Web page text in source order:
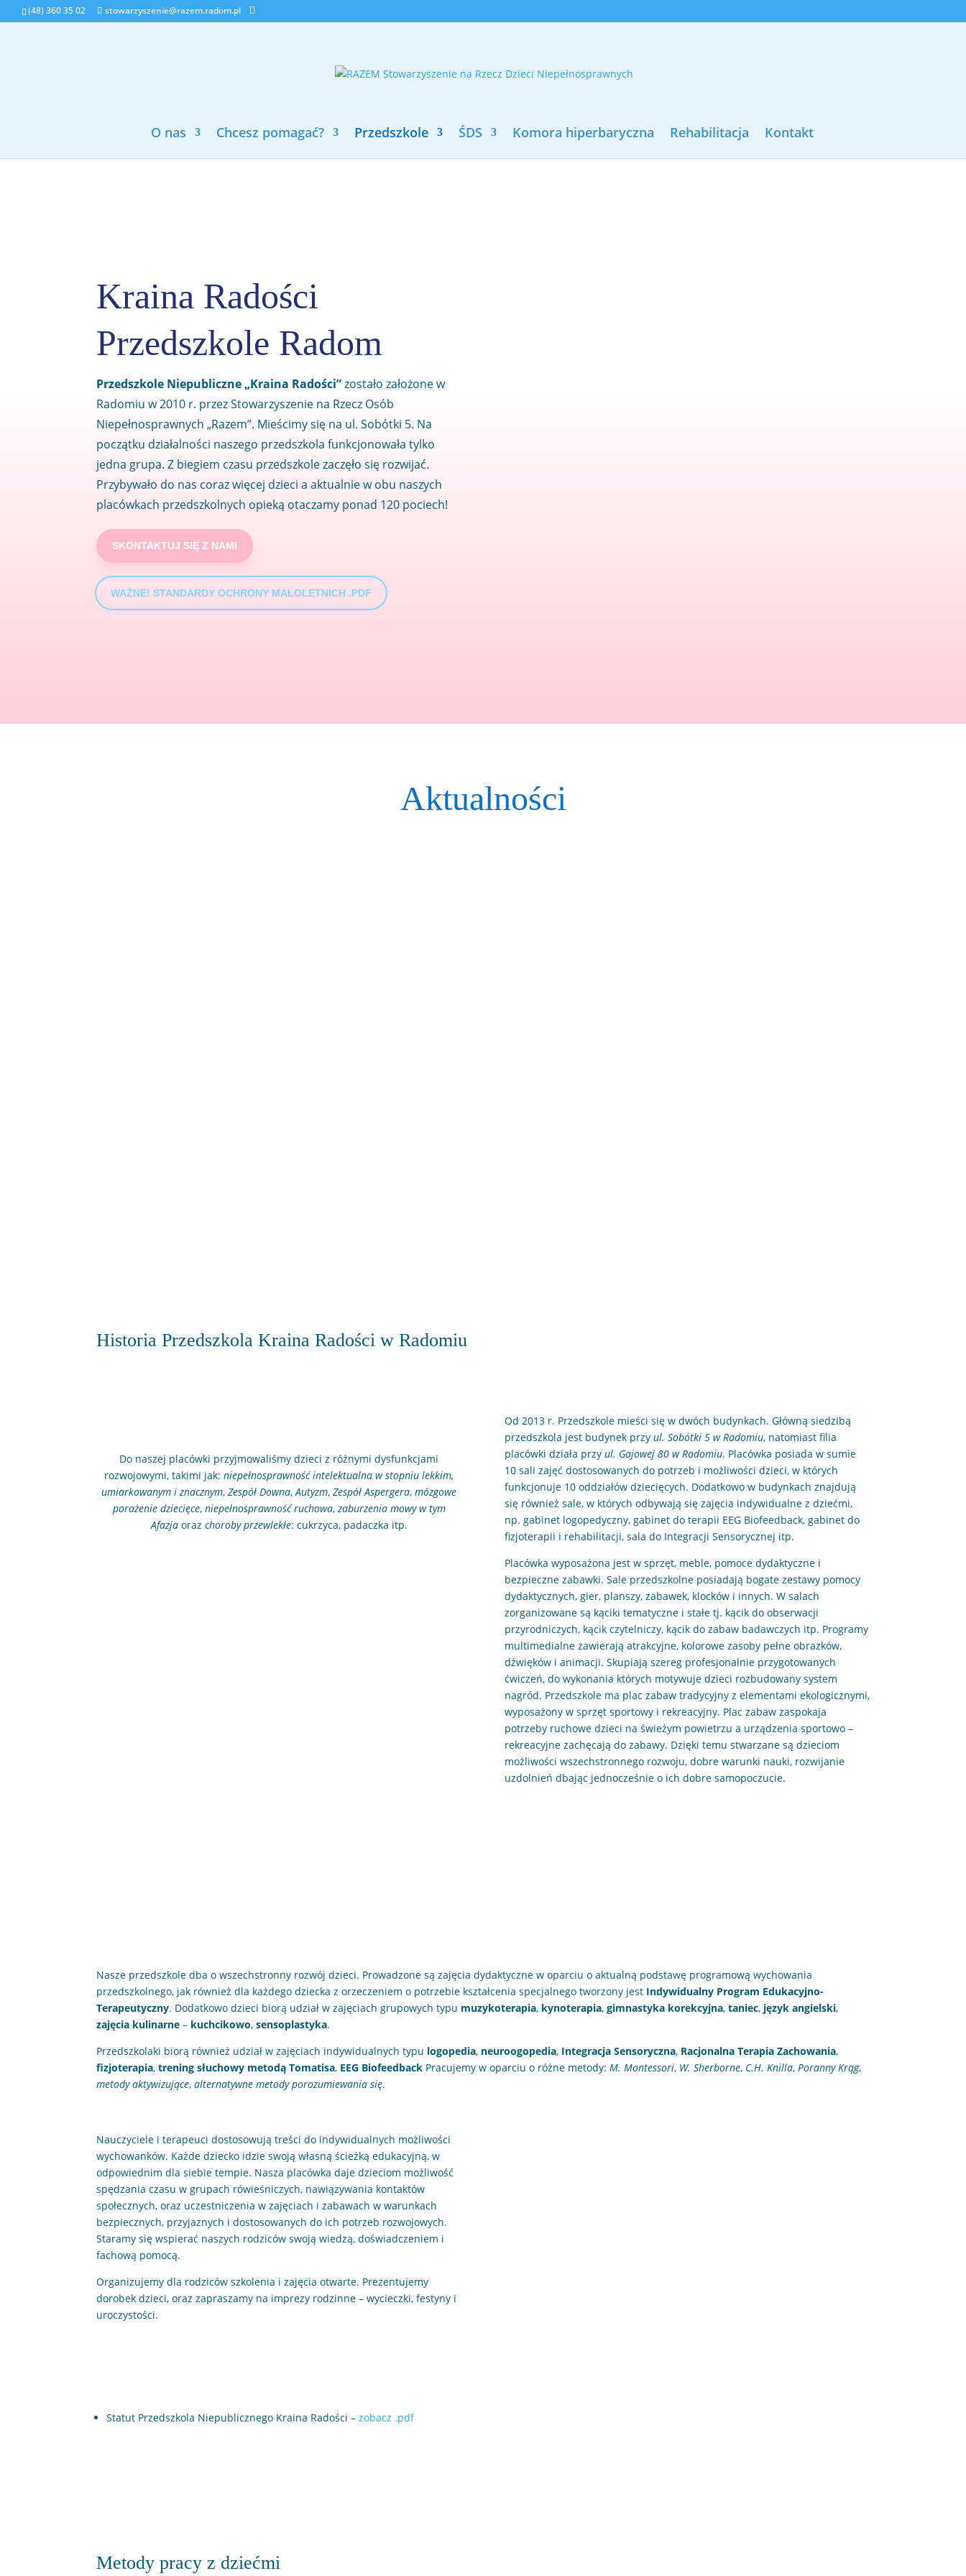
(48) 360 35 02 stowarzyszenie@razem.radom.pl
O nas Chcesz pomagać? Przedszkole ŚDS Komora hiperbaryczna Rehabilitacja Kontakt
Kraina Radości
Przedszkole Radom
Przedszkole Niepubliczne „Kraina Radości”zostało założone w
Radomiu w 2010 r. przez Stowarzyszenie na Rzecz Osób
Niepełnosprawnych „Razem”. Mieścimy się na ul. Sobótki 5. Na
początku działalności naszego przedszkola funkcjonowała tylko
jedna grupa. Z biegiem czasu przedszkole zaczęło się rozwijać.
Przybywało do nas coraz więcej dzieci a aktualnie w obu naszych
placówkach przedszkolnych opieką otaczamy ponad 120 pociech!
SKONTAKTUJ SIĘ Z NAMI
WAŻNE! STANDARDY OCHRONY MAŁOLETNICH .PDF
Aktualności
Historia Przedszkola Kraina Radości w Radomiu
Do naszej placówki przyjmowaliśmy dzieci z różnymi dysfunkcjami
rozwojowymi, takimi jak:niepełnosprawność intelektualna w stopniu lekkim,
umiarkowanym i znacznym,Zespół Downa,Autyzm,Zespół Aspergera,mózgowe
porażenie dziecięce, niepełnosprawność ruchowa, zaburzenia mowy w tym
Afazjaoraz choroby przewlekłe: cukrzyca, padaczka itp.
Od 2013 r. Przedszkole mieści się w dwóch budynkach. Główną siedzibą
przedszkola jest budynek przy ul. Sobótki 5 w Radomiu, natomiast filia
placówki działa przy ul. Gajowej 80 w Radomiu. Placówka posiada w sumie
10 sali zajęć dostosowanych do potrzeb i możliwości dzieci, w których
funkcjonuje 10 oddziałów dziecięcych. Dodatkowo w budynkach znajdują
się również sale, w których odbywają się zajęcia indywidualne z dziećmi,
np. gabinet logopedyczny, gabinet do terapii EEG Biofeedback, gabinet do
fizjoterapii i rehabilitacji, sala do Integracji Sensorycznej itp.
Placówka wyposażona jest w sprzęt, meble, pomoce dydaktyczne i
bezpieczne zabawki. Sale przedszkolne posiadają bogate zestawy pomocy
dydaktycznych, gier, planszy, zabawek, klocków i innych. W salach
zorganizowane są kąciki tematyczne i stałe tj. kącik do obserwacji
przyrodniczych, kącik czytelniczy, kącik do zabaw badawczych itp. Programy
multimedialne zawierają atrakcyjne, kolorowe zasoby pełne obrazków,
dźwięków i animacji. Skupiają szereg profesjonalnie przygotowanych
ćwiczeń, do wykonania których motywuje dzieci rozbudowany system
nagród. Przedszkole ma plac zabaw tradycyjny z elementami ekologicznymi,
wyposażony w sprzęt sportowy i rekreacyjny. Plac zabaw zaspokaja
potrzeby ruchowe dzieci na świeżym powietrzu a urządzenia sportowo –
rekreacyjne zachęcają do zabawy. Dzięki temu stwarzane są dzieciom
możliwości wszechstronnego rozwoju, dobre warunki nauki, rozwijanie
uzdolnień dbając jednocześnie o ich dobre samopoczucie.
Nasze przedszkole dba o wszechstronny rozwój dzieci. Prowadzone są zajęcia dydaktyczne w oparciu o aktualną podstawę programową wychowania
przedszkolnego, jak również dla każdego dziecka z orzeczeniem o potrzebie kształcenia specjalnego tworzony jest Indywidualny Program Edukacyjno-
Terapeutyczny. Dodatkowo dzieci biorą udział w zajęciach grupowych typu muzykoterapia, kynoterapia,gimnastyka korekcyjna,taniec, język angielski,
zajęcia kulinarne – kuchcikowo,sensoplastyka.
Przedszkolaki biorą również udział w zajęciach indywidualnych typu logopedia, neuroogopedia, Integracja Sensoryczna, Racjonalna Terapia Zachowania,
fizjoterapia,trening słuchowy metodą Tomatisa, EEG Biofeedback Pracujemy w oparciu o różne metody:M. Montessori, W. Sherborne, C.H. Knilla,Poranny Krąg,
metody aktywizujące,alternatywne metody porozumiewania się.
Nauczyciele i terapeuci dostosowują treści do indywidualnych możliwości
wychowanków. Każde dziecko idzie swoją własną ścieżką edukacyjną, w
odpowiednim dla siebie tempie. Nasza placówka daje dzieciom możliwość
spędzania czasu w grupach rówieśniczych, nawiązywania kontaktów
społecznych, oraz uczestniczenia w zajęciach i zabawach w warunkach
bezpiecznych, przyjaznych i dostosowanych do ich potrzeb rozwojowych.
Staramy się wspierać naszych rodziców swoją wiedzą, doświadczeniem i
fachową pomocą.
Organizujemy dla rodziców szkolenia i zajęcia otwarte. Prezentujemy
dorobek dzieci, oraz zapraszamy na imprezy rodzinne – wycieczki, festyny i
uroczystości.
Statut Przedszkola Niepublicznego Kraina Radości –zobacz .pdf
Metody pracy z dziećmi